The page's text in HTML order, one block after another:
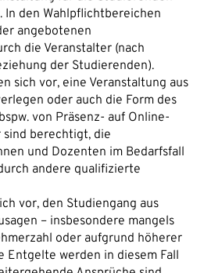
den Wahlpflichtbereichen
angebotenen
die Veranstalter (nach
der Studierenden).
sich vor, eine Veranstaltung aus
oder auch die Form des
von Präsenz- auf Online-
sind berechtigt, die
und Dozenten im Bedarfsfall
andere qualifizierte
vor, den Studiengang aus
– insbesondere mangels
oder aufgrund höherer
Entgelte werden in diesem Fall